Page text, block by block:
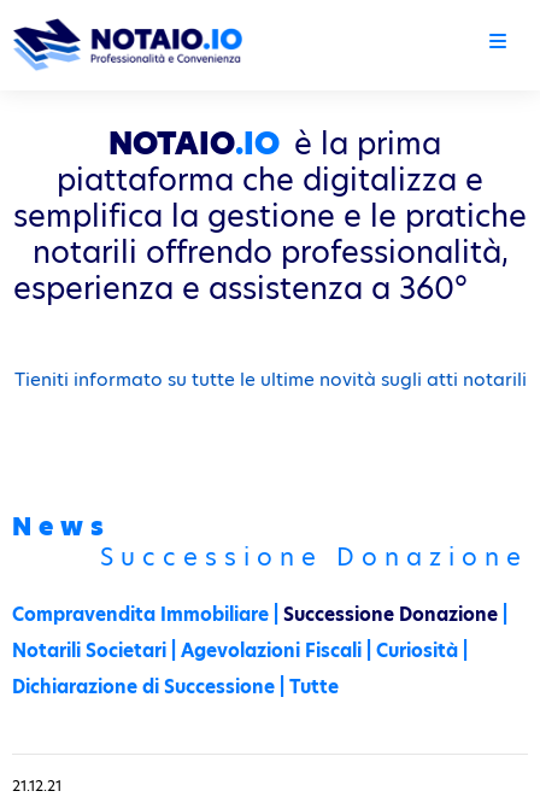
NOTAIO.IO è la prima
piattaforma che digitalizza e
semplifica la gestione e le pratiche
notarili offrendo professionalità,
esperienza e assistenza a 360°
Tieniti informato su tutte le ultime novità sugli atti notarili
News
Successione Donazione
Compravendita Immobiliare Successione Donazione
Notarili Societari Agevolazioni Fiscali Curiosità
Dichiarazione di Successione Tutte
21.12.21